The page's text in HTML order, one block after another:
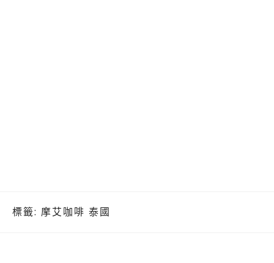
標籤: 摩艾咖啡 泰國